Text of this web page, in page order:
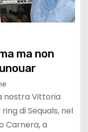
ma non
nostra Vittoria
di Sequals, nel
Carnera, a